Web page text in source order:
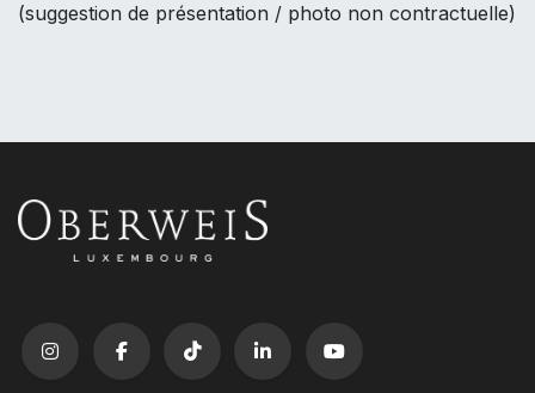
(suggestion de présentation / photo non contractuelle)